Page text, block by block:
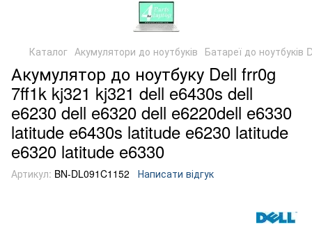
Каталог Акумулятори до ноутбуків Батареї до ноутбуків
Акумулятор до ноутбуку Dell frr0g
7ff1k kj321 kj321 dell e6430s dell
e6230 dell e6320 dell e6220dell e6330
latitude e6430s latitude e6230 latitude
e6320 latitude e6330
Артикул: BN-DL091C1152 Написати відгук